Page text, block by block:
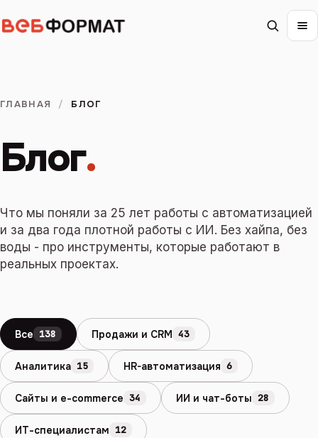
ГЛАВНАЯ / БЛОГ
Блог.
Что мы поняли за 25 лет работы с автоматизацией
и за два года плотной работы с ИИ. Без хайпа, без
воды - про инструменты, которые работают в
реальных проектах.
Все 138 Продажи и CRM 43
Аналитика 15 HR-автоматизация 6
Сайты и e-commerce 34 ИИ и чат-боты 28
ИТ-специалистам 12